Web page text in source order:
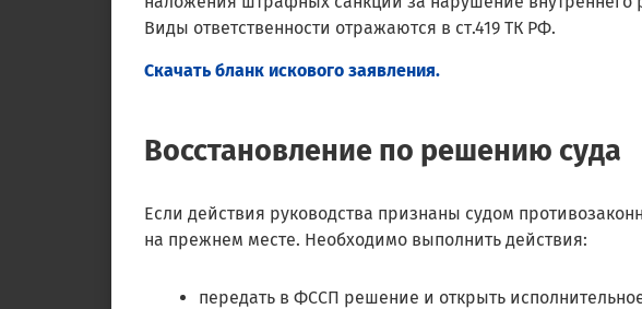
Виды ответственности отражаются в ст.419 ТК РФ.
Скачать бланк искового заявления.
Восстановление по решению суда
Если действия руководства признаны судом
на прежнем месте. Необходимо выполнить действия:
передать в ФССП решение и открыть